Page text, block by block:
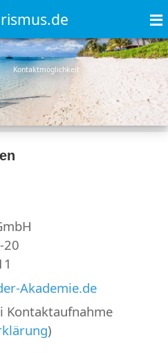
≡
Kontaktmöglichkeit
20
Akademie.de
Kontaktaufnahme
)